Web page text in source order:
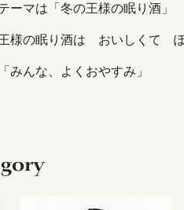
ーマは「冬の王様の眠り酒」
様の眠り酒は おいしくて
「みんな、よくおやすみ」